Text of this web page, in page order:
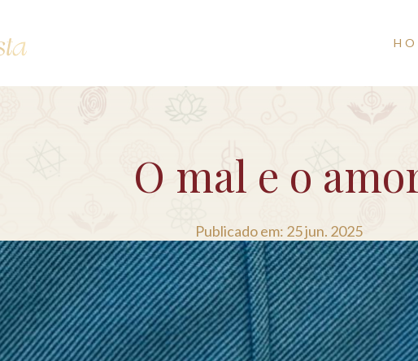
O mal e o
Publicado em: 25 jun. 2025